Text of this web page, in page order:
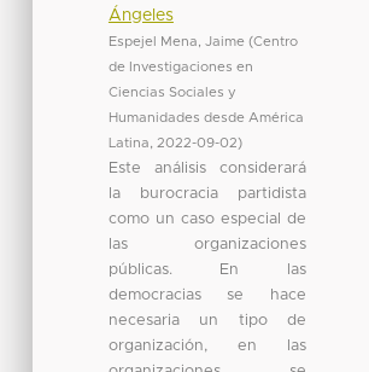
Ángeles
Espejel Mena, Jaime (Centro
de Investigaciones en
Ciencias Sociales y
Humanidades desde América
Latina
2022-09-02)
Este análisis considerará
la burocracia partidista
como un caso especial de
las organizaciones
públicas. En las
democracias se hace
necesaria un tipo de
organización, en las